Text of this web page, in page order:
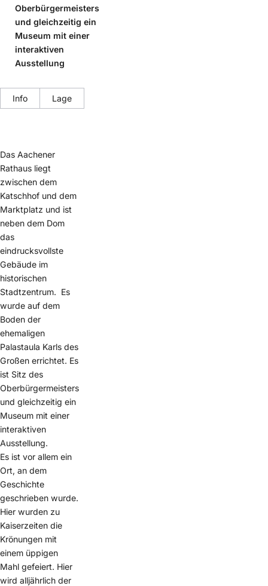
Oberbürgermeisters
und gleichzeitig ein
Museum mit einer
interaktiven
Ausstellung
Info Lage
Das Aachener
Rathaus liegt
zwischen dem
Katschhof und dem
Marktplatz und ist
neben dem Dom
das
eindrucksvollste
Gebäude im
historischen
Stadtzentrum. Es
wurde auf dem
Boden der
ehemaligen
Palastaula Karls des
Großen errichtet. Es
ist Sitz des
Oberbürgermeisters
und gleichzeitig ein
Museum mit einer
interaktiven
Ausstellung.
Es ist vor allem ein
Ort, an dem
Geschichte
geschrieben wurde.
Hier wurden zu
Kaiserzeiten die
Krönungen mit
einem üppigen
Mahl gefeiert. Hier
wird alljährlich der